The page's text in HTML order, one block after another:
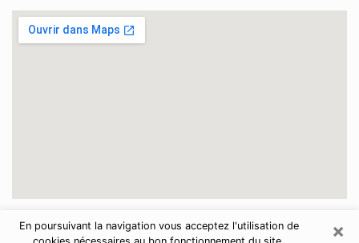
Pas-de-Calais ×
En poursuivant la navigation vous acceptez l'utilisation de